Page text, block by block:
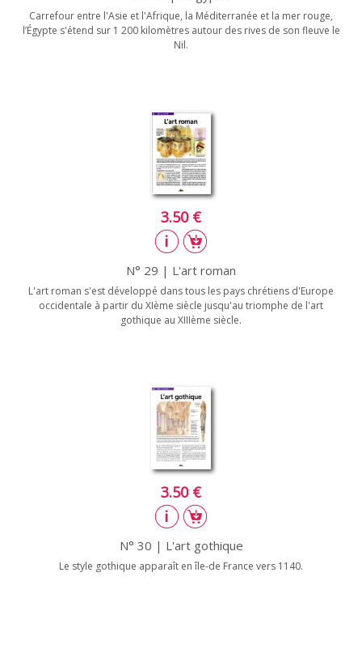
Carrefour entre l'Asie et l'Afrique, la Méditerranée et la mer rouge,
l’Égypte s'étend sur 1 200 kilomètres autour des rives de son fleuve le
Nil.
3.50 €
N° 29 | L'art roman
L'art roman s'est développé dans tous les pays chrétiens d'Europe
occidentale à partir du XIème siècle jusqu'au triomphe de l'art
gothique au XIIIème siècle.
3.50 €
N° 30 | L'art gothique
Le style gothique apparaît en île-de France vers 1140.